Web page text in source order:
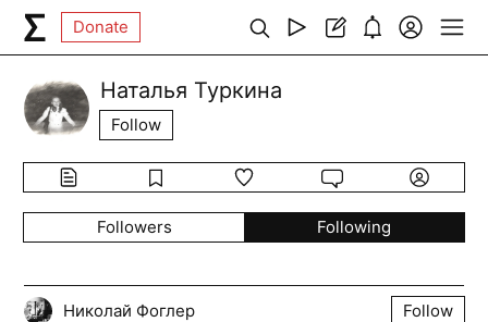
Donate
Наталья Туркина
Follow
Followers Following
Николай Фоглер Follow